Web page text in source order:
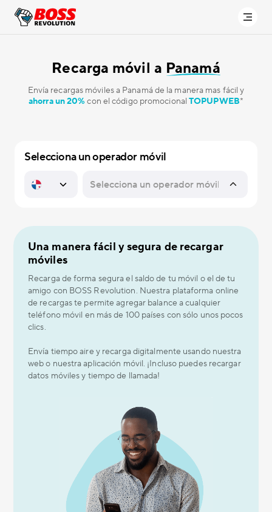
Recarga móvil a Panamá
Envía recargas móviles a Panamá de la manera mas fácil y
ahorra un 20%con el código promocionalTOPUPWEB*
Selecciona un operador móvil
Una manera fácil y segura de recargar
móviles
Recarga de forma segura el saldo de tu móvil o el de tu
amigo con BOSS Revolution. Nuestra plataforma online
de recargas te permite agregar balance a cualquier
teléfono móvil en más de 100 países con sólo unos pocos
clics.
Envía tiempo aire y recarga digitalmente usando nuestra
web o nuestra aplicación móvil. ¡Incluso puedes recargar
datos móviles y tiempo de llamada!